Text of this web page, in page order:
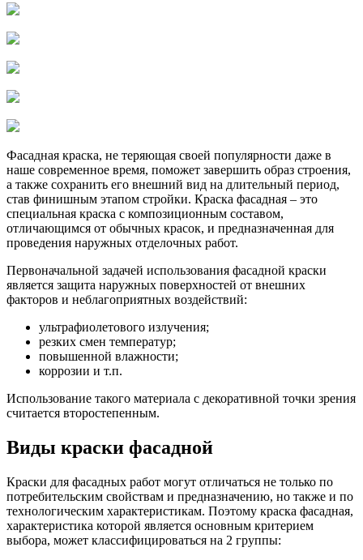
Фасадная краска, не теряющая своей популярности даже в
наше современное время, поможет завершить образ строения,
а также сохранить его внешний вид на длительный период,
став финишным этапом стройки. Краска фасадная – это
специальная краска с композиционным составом,
отличающимся от обычных красок, и предназначенная для
проведения наружных отделочных работ.
Первоначальной задачей использования фасадной краски
является защита наружных поверхностей от внешних
факторов и неблагоприятных воздействий:
ультрафиолетового излучения;
резких смен температур;
повышенной влажности;
коррозии и т.п.
Использование такого материала с декоративной точки зрения
считается второстепенным.
Виды краски фасадной
Краски для фасадных работ могут отличаться не только по
потребительским свойствам и предназначению, но также и по
технологическим характеристикам. Поэтому краска фасадная,
характеристика которой является основным критерием
выбора, может классифицироваться на 2 группы: